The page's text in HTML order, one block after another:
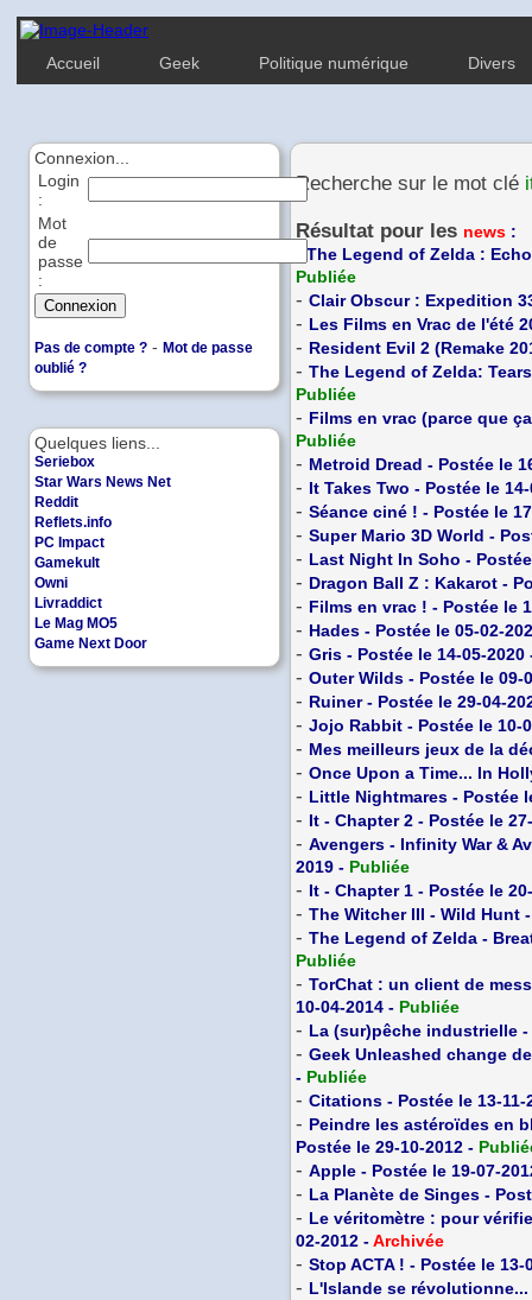
Accueil Geek Politique numérique Divers
Quelques liens...
Seriebox
Star Wars News Net
Reddit
Reflets.info
PC Impact
Gamekult
Owni
Livraddict
Le Mag MO5
Game Next Door
Connexion...
Login
:
Mot
de
passe
:
Pas de compte ? - Mot de passe
oublié ?
Recherche sur le mot clé
Résultat pour les news :
The Legend of Zelda :
Publiée
- Clair Obscur : Expedition
- Les Films en Vrac de l'été
- Resident Evil 2 (Remake
- The Legend of Zelda:
Publiée
- Films en vrac (parce que
Publiée
- Metroid Dread - Postée le
- It Takes Two - Postée le
- Séance ciné ! - Postée le
- Super Mario 3D World -
- Last Night In Soho -
- Dragon Ball Z : Kakarot -
- Films en vrac ! - Postée le
- Hades - Postée le 05-02-
- Gris - Postée le 14-05-
- Outer Wilds - Postée le 09-
- Ruiner - Postée le 29-04-
- Jojo Rabbit - Postée le 10-
- Mes meilleurs jeux de la
- Once Upon a Time... In
- Little Nightmares - Postée
- It - Chapter 2 - Postée le
- Avengers - Infinity War &
2019 - Publiée
- It - Chapter 1 - Postée le
- The Witcher III - Wild Hunt
- The Legend of Zelda -
Publiée
- TorChat : un client de
10-04-2014 - Publiée
- La (sur)pêche industrielle
- Geek Unleashed change
- Publiée
- Citations - Postée le 13-
- Peindre les astéroïdes en
Postée le 29-10-2012 -
- Apple - Postée le 19-07-
- La Planète de Singes -
- Le véritomètre : pour
02-2012 -Archivée
- Stop ACTA ! - Postée le 13-
- L'Islande se